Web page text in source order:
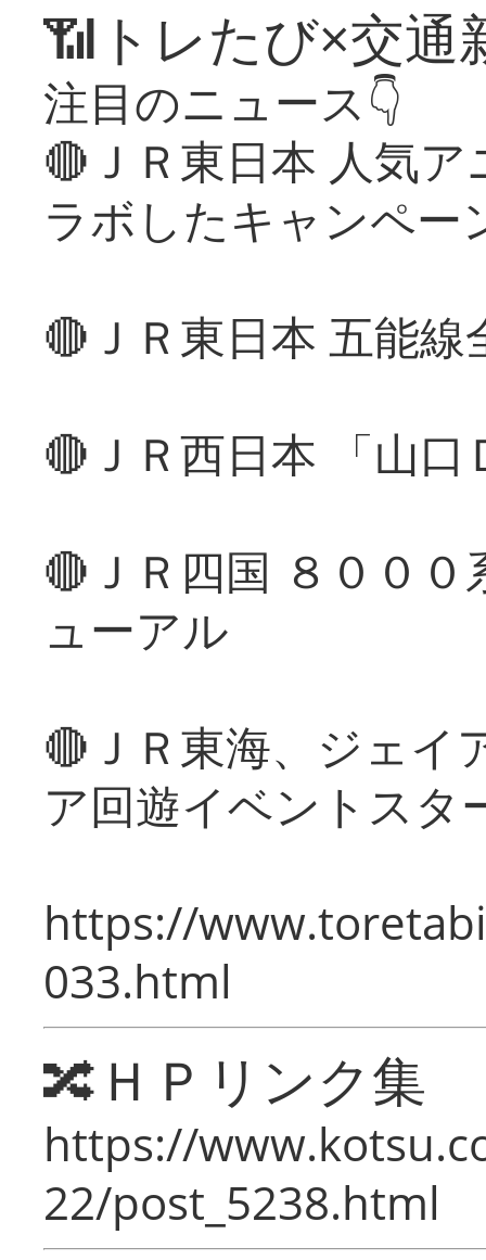
📶トレたび×交通
注目のニュース👇
🔴ＪＲ東日本 人気
ラボしたキャンペー
🔴ＪＲ東日本 五能
🔴ＪＲ西日本 「山
🔴ＪＲ四国 ８００
ューアル
🔴ＪＲ東海、ジェイ
ア回遊イベントスタ
https://
033.html
🔀ＨＰリンク集
https://
22/post_5238.html